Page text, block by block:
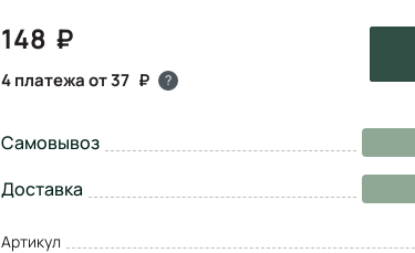
148
4 платежа от 37 ?
Самовывоз
Доставка
Артикул